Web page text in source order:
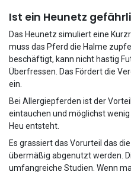
Ist ein Heunetz
Das Heunetz simuliert eine
muss das Pferd die Halme
beschäftigt, kann nicht hastig
Überfressen. Das Fördert die
ein.
Bei Allergiepferden ist der
eintauchen und möglichst
Heu entsteht.
Es grassiert das Vorurteil das
übermäßig abgenutzt werden.
umfangreiche Studien. Wenn